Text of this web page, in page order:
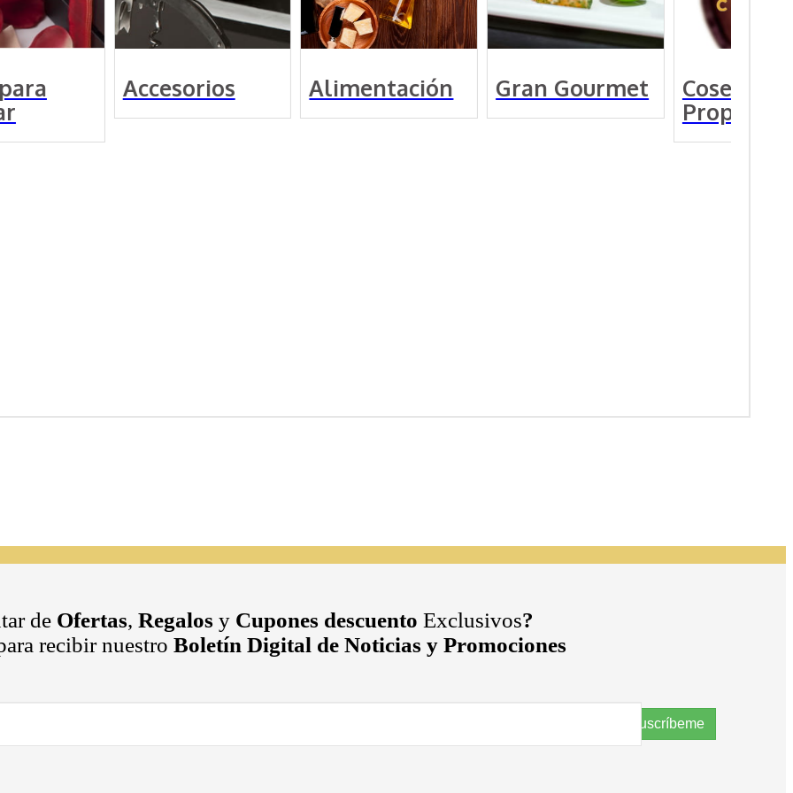
Alimentación Gran Gourmet
Cosecha
Propia
Vinos
de Ofertas, Regalos y Cupones descuento Exclusivos?
recibir nuestro Boletín Digital de Noticias y Promociones
Suscríbeme